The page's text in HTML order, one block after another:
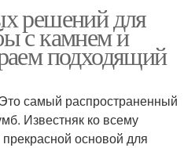
Клумба с камнями
Места для клумбы
решений для
с камнем и
подходящий
самый распространенный
Известняк ко всему
основой для